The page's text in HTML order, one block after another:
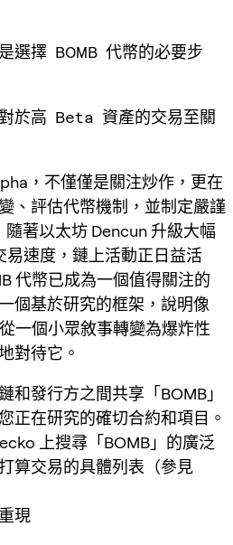
選擇 BOMB 代幣的必要步
於高 Beta 資產的交易至關
，不僅僅是關注炒作，更在
、評估代幣機制，並制定嚴謹
著以太坊 Dencun 升級大幅
易速度，鏈上活動正日益活
代幣已成為一個值得關注的
個基於研究的框架，說明像
一個小眾敘事轉變為爆炸性
對待它。
和發行方之間共享「BOMB」
正在研究的確切合約和項目。
上搜尋「BOMB」的廣泛
算交易的具體列表（參見
現